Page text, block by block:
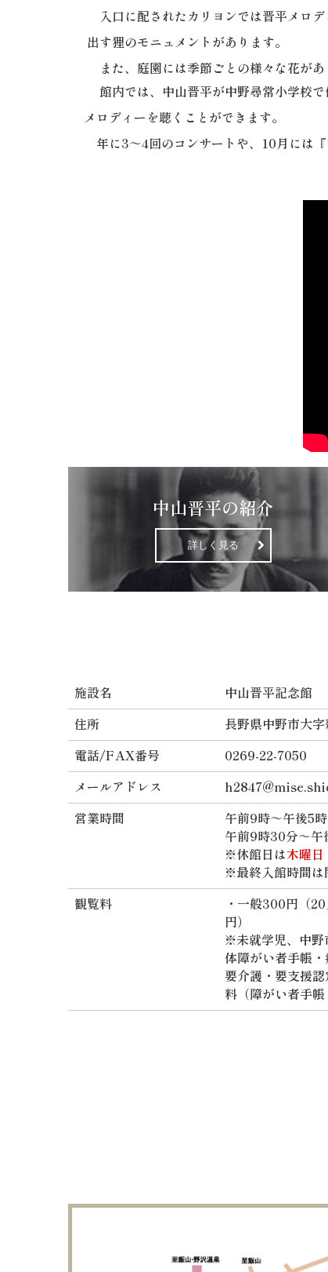
入口に配されたカリヨンでは晋平メロデ
出す狸のモニュメントがあります。
また、庭園には季節ごとの様々な花があ
館内では、中山晋平が中野尋常小学校で
メ ロディーを聴くことができます。
年に3～4回のコンサートや、10月には『
中山晋平の紹介
詳しく見る
施設名
中山晋平記念館
住所
長野県中野市大
電話/FAX番号
0269-22-7050
メールアドレス
営業時間
午前9時～午後5時
午前9時30分～午
※休館日は木曜日
※最終入館時間は
観覧料
・一般300円（
円）
※未就学児、中野
体障がい者手帳・
要介護・要支援
料（障がい者手帳